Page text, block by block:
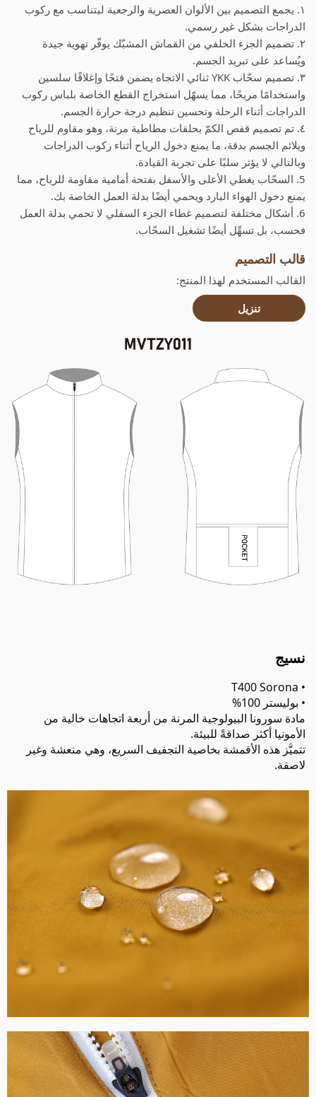
١. يجمع التصميم بين الألوان العصرية والرجعية ليتناسب مع ركوب
الدراجات بشكل غير رسمي.
٢. تصميم الجزء الخلفي من القماش المشبّك يوفّر تهوية جيدة
ويُساعد على تبريد الجسم.
٣. تصميم سحّاب YKK ثنائي الاتجاه يضمن فتحًا وإغلاقًا سلسين
واستخدامًا مريحًا، مما يسهّل استخراج القطع الخاصة بلباس ركوب
الدراجات أثناء الرحلة وتحسين تنظيم درجة حرارة الجسم.
٤. تم تصميم قفص الكمّ بحلقات مطاطية مرنة، وهو مقاوم للرياح
ويلائم الجسم بدقة، ما يمنع دخول الرياح أثناء ركوب الدراجات
وبالتالي لا يؤثر سلبًا على تجربة القيادة.
5. السحّاب يغطي الأعلى والأسفل بفتحة أمامية مقاومة للرياح، مما
يمنع دخول الهواء البارد ويحمي أيضًا بدلة العمل الخاصة بك.
6. أشكال مختلفة لتصميم غطاء الجزء السفلي لا تحمي بدلة العمل
فحسب، بل تسهِّل أيضًا تشغيل السحّاب.
قالب التصميم
القالب المستخدم لهذا المنتج:
تنزيل
نسيج
• T400 Sorona
• بوليستر 100%
مادة سورونا البيولوجية المرنة من أربعة اتجاهات خالية من
الأمونيا أكثر صداقةً للبيئة.
تتميَّز هذه الأقمشة بخاصية التجفيف السريع، وهي منعشة وغير
لاصقة.